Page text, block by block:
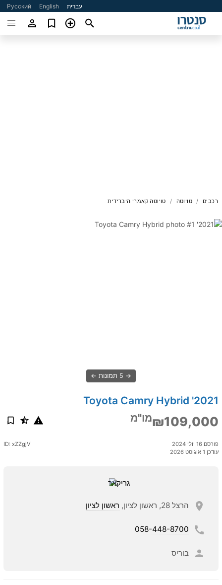
עברית English
Русский
רכבים טויוטה טויוטה קאמרי היברידית
5 תמונות
2021' Toyota Camry Hybrid
₪109,000מו"מ
פורסם 16 יולי 2024
עודכן 1 אוגוסט 2026
ID: xZZgjV
הרצל 28, ראשון לציון, ראשון לציון
058-448-8700
בוריס